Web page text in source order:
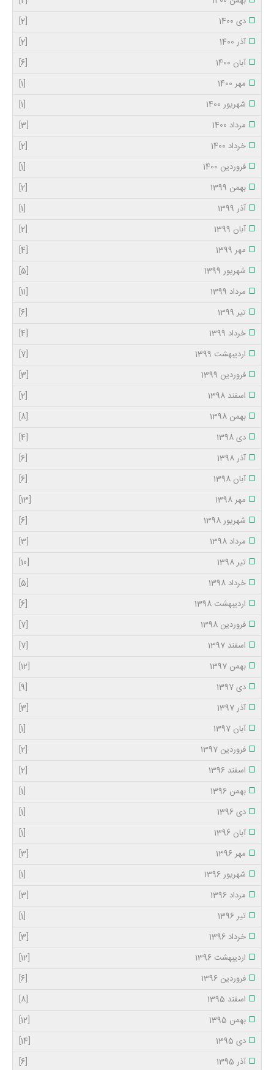
دی 1400
[2]
آذر 1400
[2]
آبان 1400
[6]
مهر 1400
[1]
شهریور 1400
[1]
مرداد 1400
[3]
خرداد 1400
[2]
فروردین 1400
[1]
بهمن 1399
[2]
آذر 1399
[1]
آبان 1399
[2]
مهر 1399
[4]
شهریور 1399
[5]
مرداد 1399
[11]
تیر 1399
[6]
خرداد 1399
[4]
اردیبهشت 1399
[7]
فروردین 1399
[3]
اسفند 1398
[2]
بهمن 1398
[8]
دی 1398
[4]
آذر 1398
[6]
آبان 1398
[6]
مهر 1398
[13]
شهریور 1398
[6]
مرداد 1398
[3]
تیر 1398
[10]
خرداد 1398
[5]
اردیبهشت 1398
[6]
فروردین 1398
[7]
اسفند 1397
[7]
بهمن 1397
[12]
دی 1397
[9]
آذر 1397
[3]
آبان 1397
[1]
فروردین 1397
[2]
اسفند 1396
[2]
بهمن 1396
[1]
دی 1396
[1]
آبان 1396
[1]
مهر 1396
[3]
شهریور 1396
[1]
مرداد 1396
[3]
تیر 1396
[1]
خرداد 1396
[3]
اردیبهشت 1396
[12]
فروردین 1396
[6]
اسفند 1395
[8]
بهمن 1395
[12]
دی 1395
[14]
آذر 1395
[6]